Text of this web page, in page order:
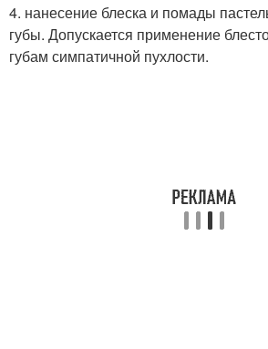
4. нанесение блеска и помады
губы. Допускается применение
губам симпатичной пухлости.